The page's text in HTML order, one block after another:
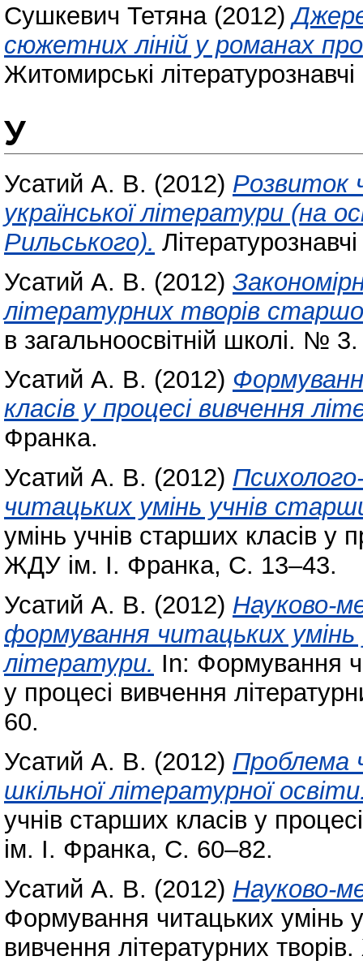
Сушкевич Тетяна(2012)
сюжетних ліній у романах
Житомирські
У
Усатий А. В. (2012) Розвиток
української літератури (на
Рильського).
Усатий А. В. (2012)
літературних творів
в загальноосвітній школі. №
Усатий А. В. (2012)
класів у процесі вивчення
Франка.
Усатий А. В. (2012)
читацьких умінь учнів
умінь учнів старших класів у
ЖДУ ім. І. Франка, С. 13–43.
Усатий А. В. (2012) Науково-
формування читацьких умінь
літератури. In: Формування
у процесі вивчення
60.
Усатий А. В. (2012) Проблема
шкільної літературної
учнів старших класів у
ім. І. Франка, С. 60–82.
Усатий А. В. (2012) Науково-
Формування читацьких умінь
вивчення літературних